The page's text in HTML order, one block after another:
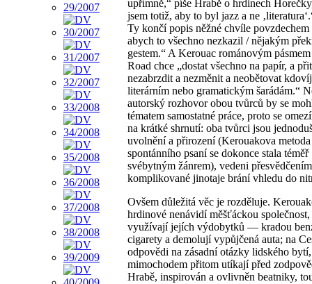
upřímně,“ píše Hrabě o hrdinech
jsem totiž, aby to byl jazz a ne
Ty končí popis něžné chvíle povzdechem
abych to všechno nezkazil / nějakým
gestem.“ A Kerouac románovým
Road chce „dostat všechno na papír, a
nezabrzdit a nezměnit a neobětovat
literárním nebo gramatickým šarádám.“
autorský rozhovor obou tvůrců by se
tématem samostatné práce, proto se
na krátké shrnutí: oba tvůrci jsou
uvolnění a přirození (Kerouakova metoda
spontánního psaní se dokonce stala téměř
svébytným žánrem), vedeni
komplikované jinotaje brání vhledu do
Ovšem důležitá věc je rozděluje.
hrdinové nenávidí měšťáckou společnost,
využívají jejích výdobytků — kradou
cigarety a demolují vypůjčená auta; na
odpovědi na zásadní otázky lidského
mimochodem přitom utíkají před
Hrabě, inspirován a ovlivněn beatniky,